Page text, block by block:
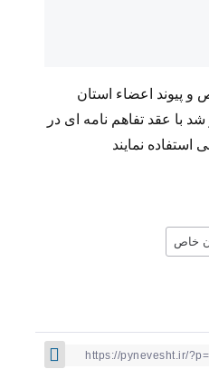
پیوند اعضاء استان
با عقد تفاهم نامه ای در
نمایند
خاص